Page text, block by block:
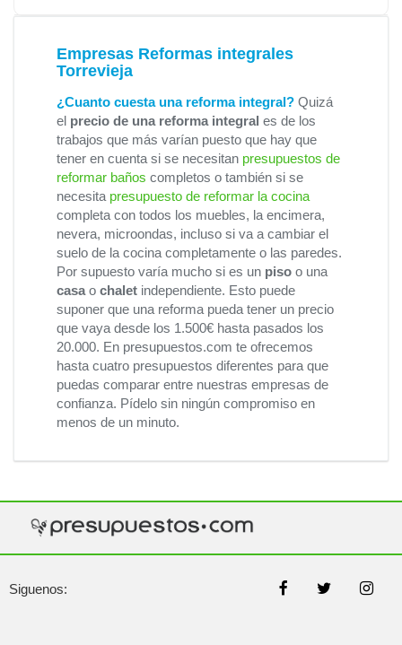
Empresas Reformas integrales
Torrevieja
¿Cuanto cuesta una reforma integral? Quizá
el precio de una reforma integral es de los
trabajos que más varían puesto que hay que
tener en cuenta si se necesitan presupuestos de
reformar baños completos o también si se
necesita presupuesto de reformar la cocina
completa con todos los muebles, la encimera,
nevera, microondas, incluso si va a cambiar el
suelo de la cocina completamente o las paredes.
Por supuesto varía mucho si es un piso o una
casa o chalet independiente. Esto puede
suponer que una reforma pueda tener un precio
que vaya desde los 1.500€ hasta pasados los
20.000. En presupuestos.com te ofrecemos
hasta cuatro presupuestos diferentes para que
puedas comparar entre nuestras empresas de
confianza. Pídelo sin ningún compromiso en
menos de un minuto.
Siguenos: